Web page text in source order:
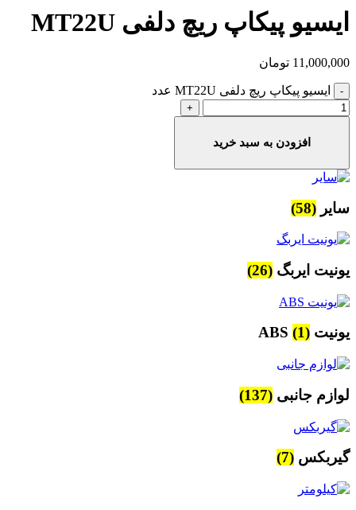
ایسیو پیکاپ ریچ دلفی MT22U
11,000,000 تومان
ایسیو پیکاپ ریچ دلفی MT22U عدد
افزودن به سبد خرید
سایر (58)
یونیت ایربگ (26)
یونیت ABS (1)
لوازم جانبی (137)
گیربکس (7)